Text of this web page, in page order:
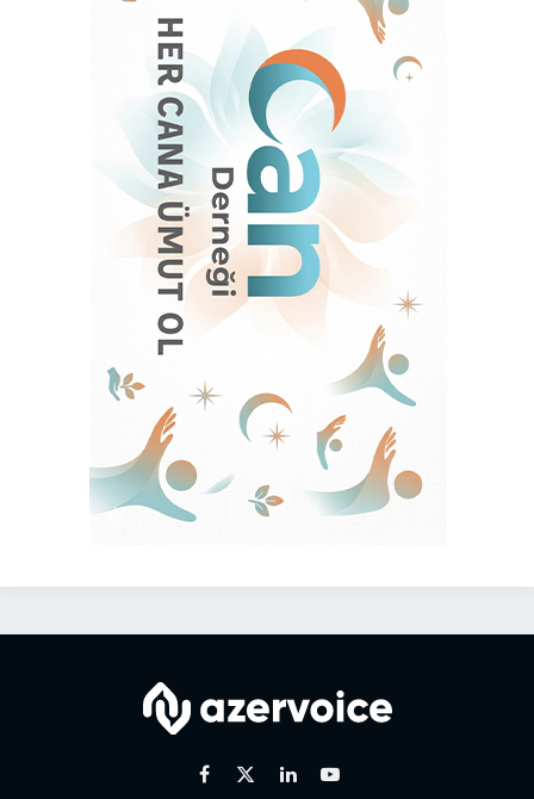
Facebook
X LinkedinYoutube